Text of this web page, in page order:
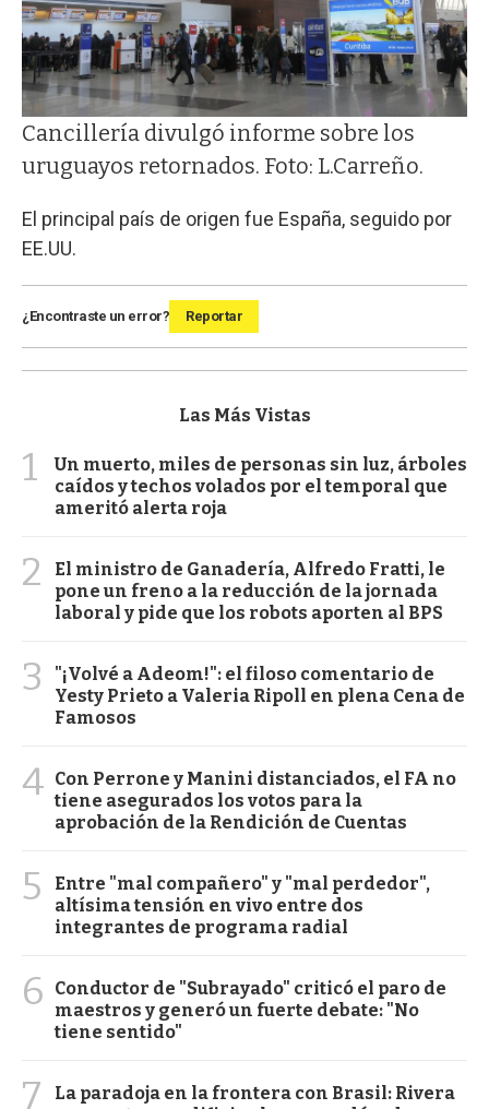
Cancillería divulgó informe sobre los
uruguayos retornados. Foto: L.Carreño.
El principal país de origen fue España, seguido por
EE.UU.
¿Encontraste un error? Reportar
Las Más Vistas
1
Un muerto, miles de personas sin luz, árboles
caídos y techos volados por el temporal que
ameritó alerta roja
2
El ministro de Ganadería, Alfredo Fratti, le
pone un freno a la reducción de la jornada
laboral y pide que los robots aporten al BPS
3
"¡Volvé a Adeom!": el filoso comentario de
Yesty Prieto a Valeria Ripoll en plena Cena de
Famosos
4 Con Perrone y Manini distanciados, el FA no
tiene asegurados los votos para la
aprobación de la Rendición de Cuentas
5
Entre "mal compañero" y "mal perdedor",
altísima tensión en vivo entre dos
integrantes de programa radial
6
Conductor de "Subrayado" criticó el paro de
maestros y generó un fuerte debate: "No
tiene sentido"
7
La paradoja en la frontera con Brasil: Rivera